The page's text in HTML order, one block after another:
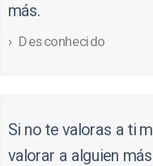
más.
Desconhecido
Si no te valoras a ti
valorar a alguien